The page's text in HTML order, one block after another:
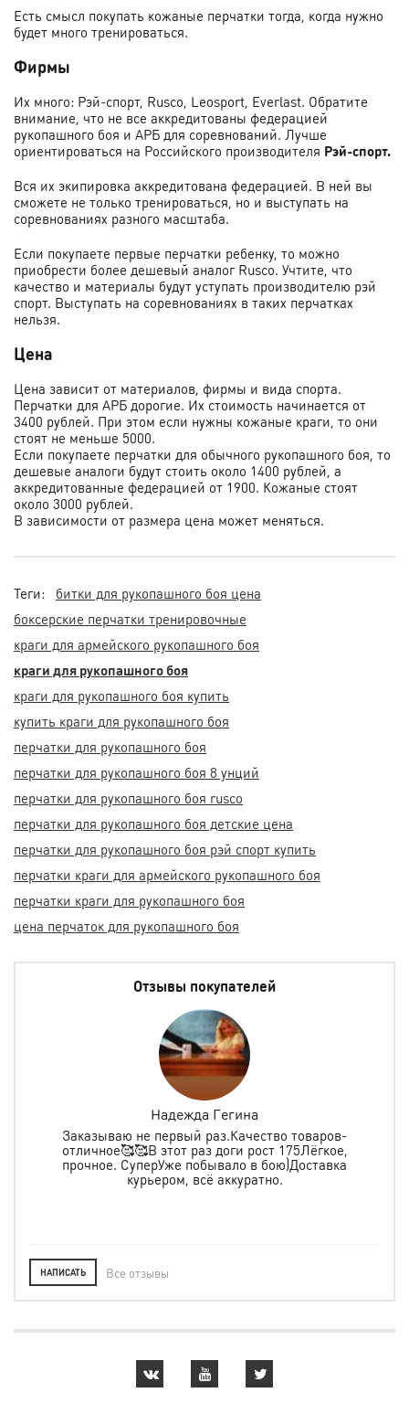
Есть смысл покупать кожаные перчатки тогда, когда нужно
будет много тренироваться.
Фирмы
Их много: Рэй-спорт, Rusco, Leosport, Everlast. Обратите
внимание, что не все аккредитованы федерацией
рукопашного боя и АРБ для соревнований. Лучше
ориентироваться на Российского производителя Рэй-спорт.
Вся их экипировка аккредитована федерацией. В ней вы
сможете не только тренироваться, но и выступать на
соревнованиях разного масштаба.
Если покупаете первые перчатки ребенку, то можно
приобрести более дешевый аналог Rusco. Учтите, что
качество и материалы будут уступать производителю рэй
спорт. Выступать на соревнованиях в таких перчатках
нельзя.
Цена
Цена зависит от материалов, фирмы и вида спорта.
Перчатки для АРБ дорогие. Их стоимость начинается от
3400 рублей. При этом если нужны кожаные краги, то они
стоят не меньше 5000.
Если покупаете перчатки для обычного рукопашного боя, то
дешевые аналоги будут стоить около 1400 рублей, а
аккредитованные федерацией от 1900. Кожаные стоят
около 3000 рублей.
В зависимости от размера цена может меняться.
Теги:
битки для рукопашного боя цена
боксерские перчатки тренировочные
краги для армейского рукопашного боя
краги для рукопашного боя
краги для рукопашного боя купить
купить краги для рукопашного боя
перчатки для рукопашного боя
перчатки для рукопашного боя 8 унций
перчатки для рукопашного боя rusco
перчатки для рукопашного боя детские цена
перчатки для рукопашного боя рэй спорт купить
перчатки краги для армейского рукопашного боя
перчатки краги для рукопашного боя
цена перчаток для рукопашного боя
Отзывы покупателей
Надежда Гегина
Заказываю не первый раз.Качество товаров-
отличное🥰🥰В этот раз доги рост 175Лёгкое,
прочное. СуперУже побывало в бою)Доставка
курьером, всё аккуратно.
НАПИСАТЬ Все отзывы